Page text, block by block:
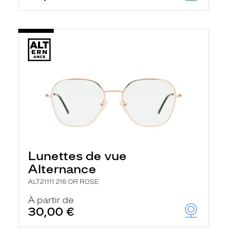
Lunettes de vue
Alternance
ALT21111 216 OR ROSE
À partir de
30,00 €